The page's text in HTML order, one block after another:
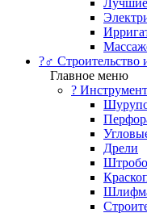
?‍♂️ Строительство
Главное меню
?️
Дрели